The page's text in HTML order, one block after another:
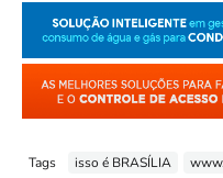
Tags isso é BRASÍLIA